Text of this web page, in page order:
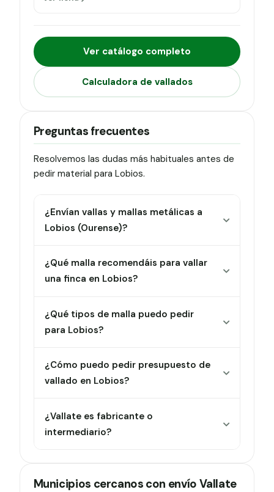
Ver catálogo completo
Calculadora de vallados
Preguntas frecuentes
Resolvemos las dudas más habituales antes de
pedir material para Lobios.
¿Envían vallas y mallas metálicas a
Lobios (Ourense)?
¿Qué malla recomendáis para vallar
una finca en Lobios?
¿Qué tipos de malla puedo pedir
para Lobios?
¿Cómo puedo pedir presupuesto de
vallado en Lobios?
¿Vallate es fabricante o
intermediario?
Municipios cercanos con envío Vallate